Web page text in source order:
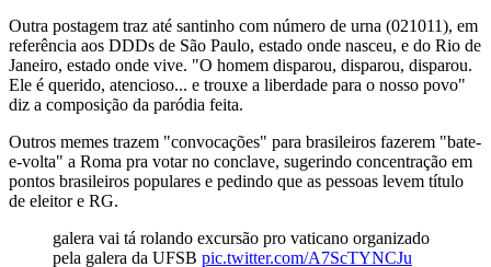
Outra postagem traz até santinho com número de urna (021011), em
referência aos DDDs de São Paulo, estado onde nasceu, e do Rio de
Janeiro, estado onde vive. "O homem disparou, disparou, disparou.
Ele é querido, atencioso... e trouxe a liberdade para o nosso povo"
diz a composição da paródia feita.
Outros memes trazem "convocações" para brasileiros fazerem "bate-
e-volta" a Roma pra votar no conclave, sugerindo concentração em
pontos brasileiros populares e pedindo que as pessoas levem título
de eleitor e RG.
galera vai tá rolando excursão pro vaticano organizado
pela galera da UFSB pic.twitter.com/A7ScTYNCJu